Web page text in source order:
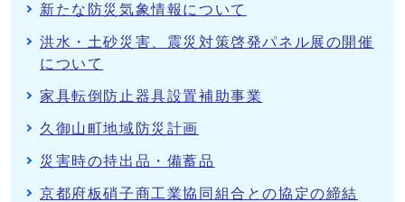
新たな防災気象情報について
洪水・土砂災害、震災対策啓発パネル展の開催
について
家具転倒防止器具設置補助事業
久御山町地域防災計画
災害時の持出品・備蓄品
京都府板硝子商工業協同組合との協定の締結